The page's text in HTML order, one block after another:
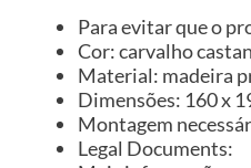
Para evitar que o
Cor: carvalho
Material: madeira
Dimensões: 160 x
Montagem
Legal Documents: